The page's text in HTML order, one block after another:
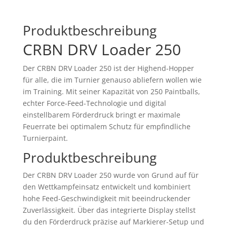
Produktbeschreibung
CRBN DRV Loader 250
Der CRBN DRV Loader 250 ist der Highend-Hopper
für alle, die im Turnier genauso abliefern wollen wie
im Training. Mit seiner Kapazität von 250 Paintballs,
echter Force-Feed-Technologie und digital
einstellbarem Förderdruck bringt er maximale
Feuerrate bei optimalem Schutz für empfindliche
Turnierpaint.
Produktbeschreibung
Der CRBN DRV Loader 250 wurde von Grund auf für
den Wettkampfeinsatz entwickelt und kombiniert
hohe Feed-Geschwindigkeit mit beeindruckender
Zuverlässigkeit. Über das integrierte Display stellst
du den Förderdruck präzise auf Markierer-Setup und